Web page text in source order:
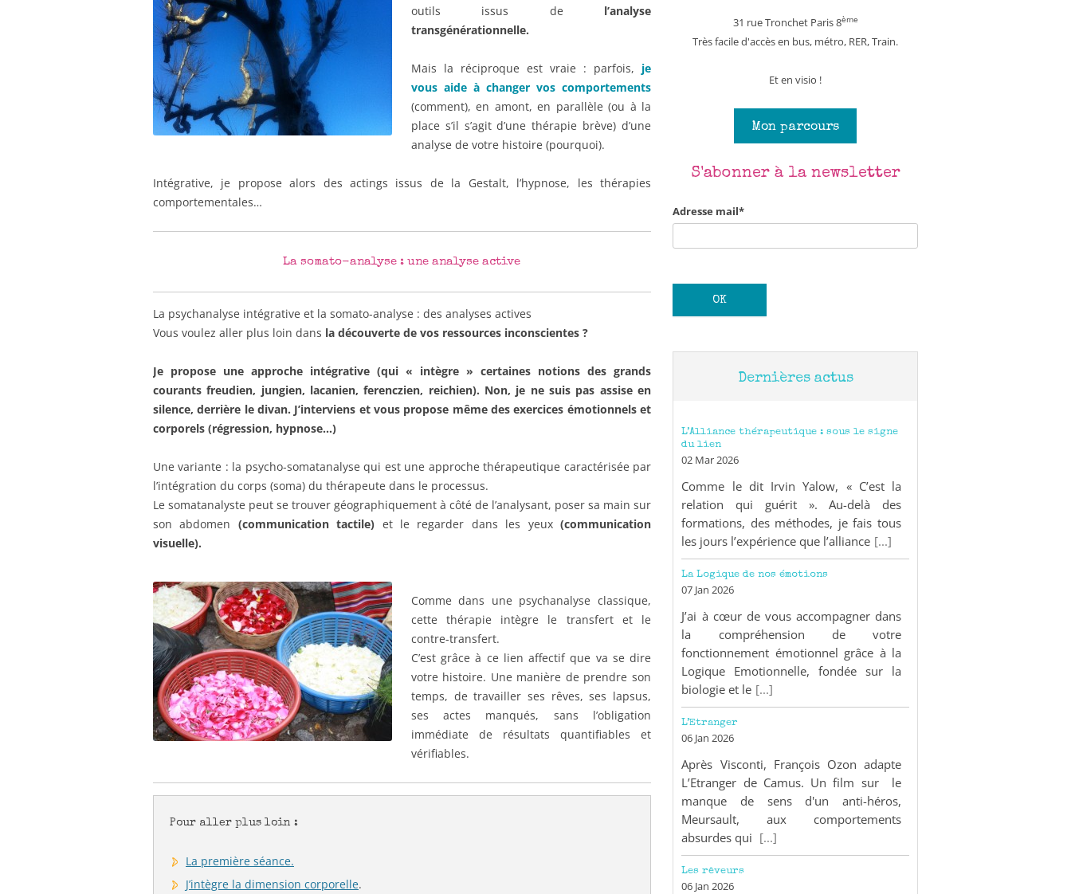
outils issus de l’analyse
transgénérationnelle.
Mais la réciproque est vraie : parfois, je
vous aide à changer vos comportements
(comment), en amont, en parallèle (ou à la
place s’il s’agit d’une thérapie brève) d’une
analyse de votre histoire (pourquoi).
Intégrative, je propose alors des actings issus de la Gestalt, l’hypnose, les thérapies
comportementales…
La somato-analyse : une analyse active
La psychanalyse intégrative et la somato-analyse : des analyses actives
Vous voulez aller plus loin dans la découverte de vos ressources inconscientes ?
Je propose une approche intégrative (qui « intègre » certaines notions des grands
courants freudien, jungien, lacanien, ferenczien, reichien). Non, je ne suis pas assise en
silence, derrière le divan. J’interviens et vous propose même des exercices émotionnels et
corporels (régression, hypnose…)
Une variante : la psycho-somatanalyse qui est une approche thérapeutique caractérisée par
l’intégration du corps (soma) du thérapeute dans le processus.
Le somatanalyste peut se trouver géographiquement à côté de l’analysant, poser sa main sur
son abdomen (communication tactile) et le regarder dans les yeux(communication
visuelle).
Comme dans une psychanalyse classique,
cette thérapie intègre le transfert et le
contre-transfert.
C’est grâce à ce lien affectif que va se dire
votre histoire. Une manière de prendre son
temps, de travailler ses rêves, ses lapsus,
ses actes manqués, sans l’obligation
immédiate de résultats quantifiables et
vérifiables.
Pour aller plus loin :
La première séance.
J’intègre la dimension corporelle.
31 rue Tronchet Paris 8ème
Très facile d'accès en bus, métro, RER, Train.
Et en visio !
Mon parcours
S'abonner à la newsletter
Adresse mail*
Dernières actus
L’Alliance thérapeutique : sous le signe
du lien
02 Mar 2026
Comme le dit Irvin Yalow, « C’est la
relation qui guérit ». Au-delà des
formations, des méthodes, je fais tous
les jours l’expérience que l’alliance [...]
La Logique de nos émotions
07 Jan 2026
J’ai à cœur de vous accompagner dans
la compréhension de votre
fonctionnement émotionnel grâce à la
Logique Emotionnelle, fondée sur la
biologie et le [...]
L’Etranger
06 Jan 2026
Après Visconti, François Ozon adapte
L’Etranger de Camus. Un film sur le
manque de sens d'un anti-héros,
Meursault, aux comportements
absurdes qui [...]
Les rêveurs
06 Jan 2026